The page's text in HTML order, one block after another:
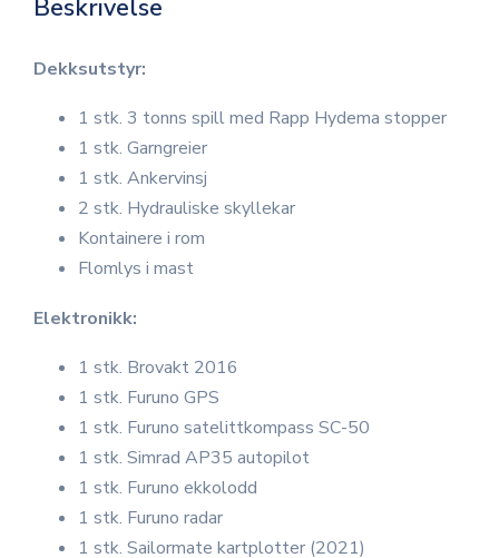
Beskrivelse
Dekksutstyr:
1 stk. 3 tonns spill med Rapp Hydema stopper
1 stk. Garngreier
1 stk. Ankervinsj
2 stk. Hydrauliske skyllekar
Kontainere i rom
Flomlys i mast
Elektronikk:
1 stk. Brovakt 2016
1 stk. Furuno GPS
1 stk. Furuno satelittkompass SC-50
1 stk. Simrad AP35 autopilot
1 stk. Furuno ekkolodd
1 stk. Furuno radar
1 stk. Sailormate kartplotter (2021)